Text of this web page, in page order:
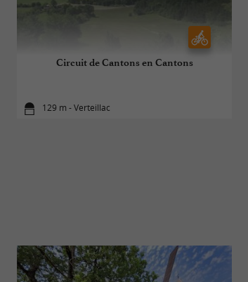
Circuit de Cantons en Cantons
129 m - Verteillac